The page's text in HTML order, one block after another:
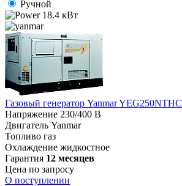
Ручной
18.4 кВт
Газовый генератор Yanmar YEG250NTHC
Напряжение 230/400 В
Двигатель Yanmar
Топливо газ
Охлаждение жидкостное
Гарантия 12 месяцев
Цена по запросу
О поступлении